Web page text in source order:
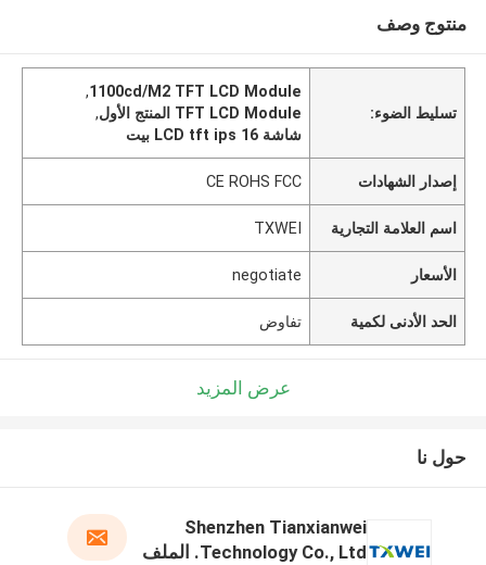
منتوج وصف
تسليط الضوء:
1100cd/M2 TFT LCD Module
,
TFT LCD Module المنتج الأول
,
شاشة LCD tft ips 16 بيت
إصدار الشهادات CE ROHS FCC
اسم العلامة التجارية TXWEI
الأسعار negotiate
الحد الأدنى لكمية تفاوض
عرض المزيد
حول نا
Shenzhen Tianxianwei
Technology Co., Ltd. الملف